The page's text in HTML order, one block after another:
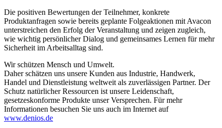
Die positiven Bewertungen der Teilnehmer, konkrete
Produktanfragen sowie bereits geplante Folgeaktionen mit Avacon
unterstreichen den Erfolg der Veranstaltung und zeigen zugleich,
wie wichtig persönlicher Dialog und gemeinsames Lernen für mehr
Sicherheit im Arbeitsalltag sind.
Wir schützen Mensch und Umwelt.
Daher schätzen uns unsere Kunden aus Industrie, Handwerk,
Handel und Dienstleistung weltweit als zuverlässigen Partner. Der
Schutz natürlicher Ressourcen ist unsere Leidenschaft,
gesetzeskonforme Produkte unser Versprechen. Für mehr
Informationen besuchen Sie uns auch im Internet auf
www.denios.de